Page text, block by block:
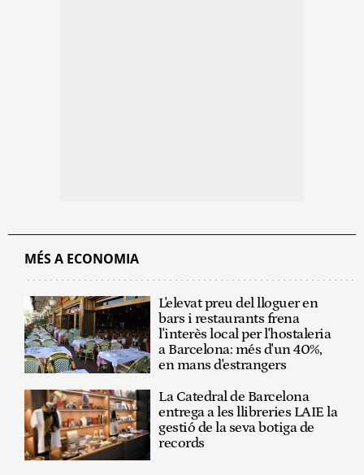
MÉS A ECONOMIA
L'elevat preu del lloguer en
bars i restaurants frena
l'interès local per l'hostaleria
a Barcelona: més d'un 40%,
en mans d'estrangers
La Catedral de Barcelona
entrega a les llibreries LAIE la
gestió de la seva botiga de
records